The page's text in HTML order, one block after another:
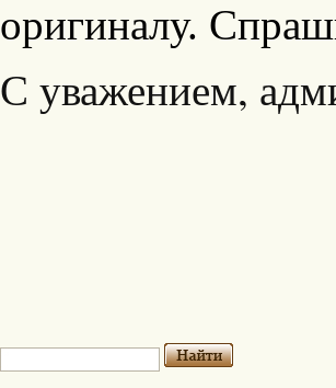
оригиналу.
С уважением,